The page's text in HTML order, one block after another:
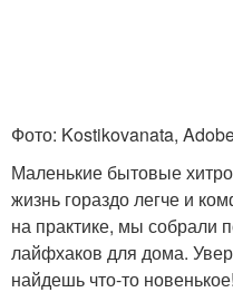
Фото: Kostikovanata,
Маленькие бытовые
жизнь гораздо легче и
на практике, мы собрали
лайфхаков для дома.
найдешь что-то новенькое!